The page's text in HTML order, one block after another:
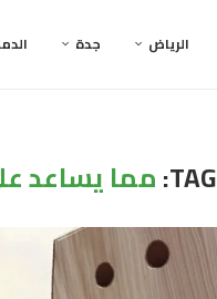
الرياض جدة
TAG: مما يساعد